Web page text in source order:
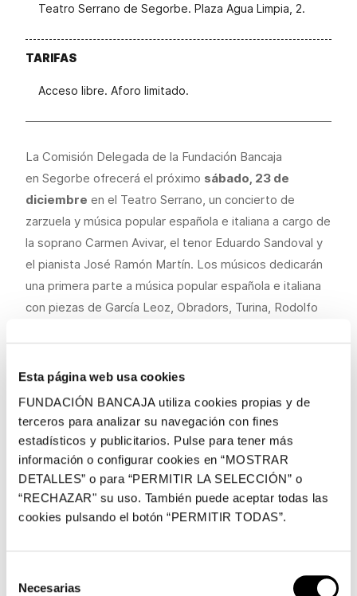
Esta página web usa cookies
FUNDACIÓN BANCAJA utiliza cookies propias y de
terceros para analizar su navegación con fines
estadísticos y publicitarios. Pulse para tener más
información o configurar cookies en “MOSTRAR
DETALLES” o para “PERMITIR LA SELECCIÓN” o
“RECHAZAR" su uso. También puede aceptar todas las
cookies pulsando el botón “PERMITIR TODAS”.
Necesarias
Teatro Serrano de Segorbe. Plaza Agua Limpia, 2.
TARIFAS
Acceso libre. Aforo limitado.
La Comisión Delegada de la Fundación Bancaja
en Segorbe ofrecerá el próximo sábado, 23 de
diciembre en el Teatro Serrano, un concierto de
zarzuela y música popular española e italiana a cargo de
la soprano Carmen Avivar, el tenor Eduardo Sandoval y
el pianista José Ramón Martín. Los músicos dedicarán
una primera parte a música popular española e italiana
con piezas de García Leoz, Obradors, Turina, Rodolfo
creaciones de Amadeo Vives, José Serrano, Manuel
Penella, Don Gil de Alcalá, Fernández Caballero,
Chateau Margaux y Soutullo Vert.
Carmen Avivar estudió canto en el conservatorio
Superior de Música Joaquín Rodrigo de Valencia bajo la
tutela de Consuelo Rico y finalizó los estudios
superiores de canto con la catedrática Ana Luisa
en el concurso internacional Francisco Viñas 2004 y en
el concurso Mirna Lacambra 2003. Es miembro del